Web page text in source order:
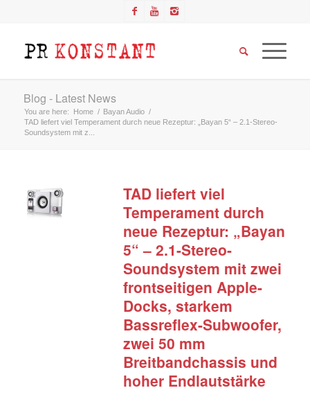
Blog - Latest News
You are here: Home / Bayan Audio /
TAD liefert viel Temperament durch neue Rezeptur: „Bayan 5“ – 2.1-Stereo-
Soundsystem mit z...
TAD liefert viel
Temperament durch
neue Rezeptur: „Bayan
5“ – 2.1-Stereo-
Soundsystem mit zwei
frontseitigen Apple-
Docks, starkem
Bassreflex-Subwoofer,
zwei 50 mm
Breitbandchassis und
hoher Endlautstärke